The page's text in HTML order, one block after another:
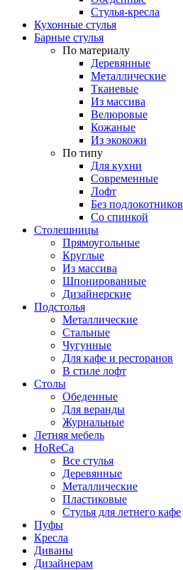
Стулья-кресла
Кухонные стулья
Барные стулья
По материалу
Деревянные
Металлические
Тканевые
Из массива
Велюровые
Кожаные
Из экокожи
По типу
Для кухни
Современные
Лофт
Без подлокотников
Со спинкой
Столешницы
Прямоугольные
Круглые
Из массива
Шпонированные
Дизайнерские
Подстолья
Металлические
Стальные
Чугунные
Для кафе и ресторанов
В стиле лофт
Столы
Обеденные
Для веранды
Журнальные
Летняя мебель
HoReCa
Все стулья
Деревянные
Металлические
Пластиковые
Стулья для летнего кафе
Пуфы
Кресла
Диваны
Дизайнерам